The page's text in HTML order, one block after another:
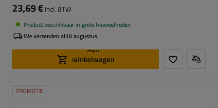
23,69 €Incl. BTW
Product beschikbaar in grote hoeveelheden
We verzenden al10 augustus
Aan
winkelwagen
toevoegen
PROMOTIE